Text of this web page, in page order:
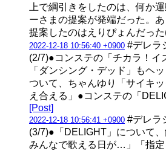
上で綱引きをしたのは、何か
ーさまの提案が発端だった。
提案したのはえりぴょんだっ
2022-12-18 10:56:40 +0900 #デレラ
(2/7)●コンステの「チカラ！イ
「ダンシング・デッド」もヘ
ついて、ちゃんゆり「サイキ
え合える」●コンステの「
[Post]
2022-12-18 10:56:41 +0900 #デレラ
(3/7)●「DELIGHT」について
みんなで歌える日が…」「指